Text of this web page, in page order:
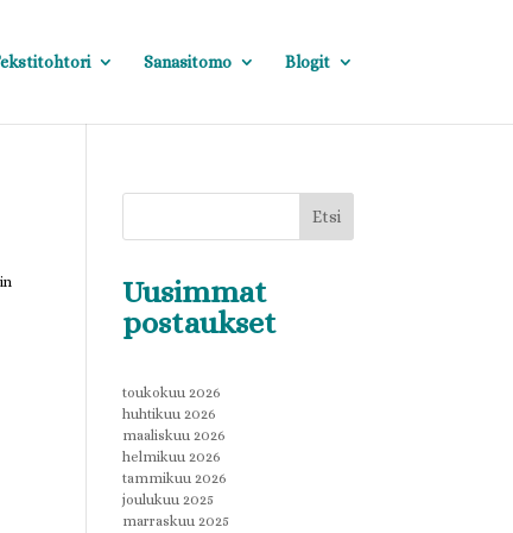
Sanasitomo Blogit
Etsi
Uusimmat
postaukset
toukokuu 2026
huhtikuu 2026
maaliskuu 2026
helmikuu 2026
tammikuu 2026
joulukuu 2025
marraskuu 2025